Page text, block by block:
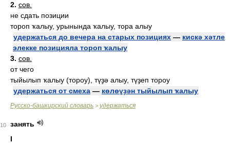
2. сов.
не сдать позиции
тороп ҡалыу, урынында ҡалыу, тора алыу
удержаться до вечера на старых позициях — кискә хәтле
элекке позицияла тороп ҡалыу
3. сов.
от чего
тыйылып ҡалыу (тороу), түҙә алыу, түҙеп тороу
удержаться от смеха — көлөүҙән тыйылып ҡалыу
Русско-башкирский словарь > удержаться
10
занять
I